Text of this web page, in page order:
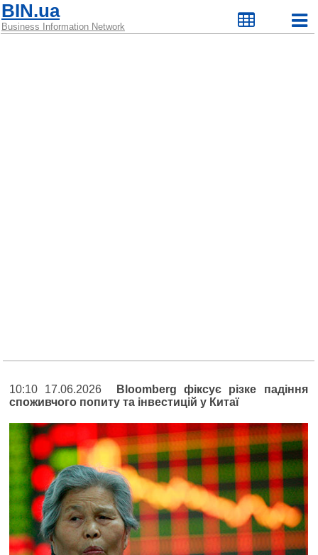
BIN.ua
Business Information Network
10:10 17.06.2026
Bloomberg фіксує різке падіння
споживчого попиту та інвестицій у Китаї